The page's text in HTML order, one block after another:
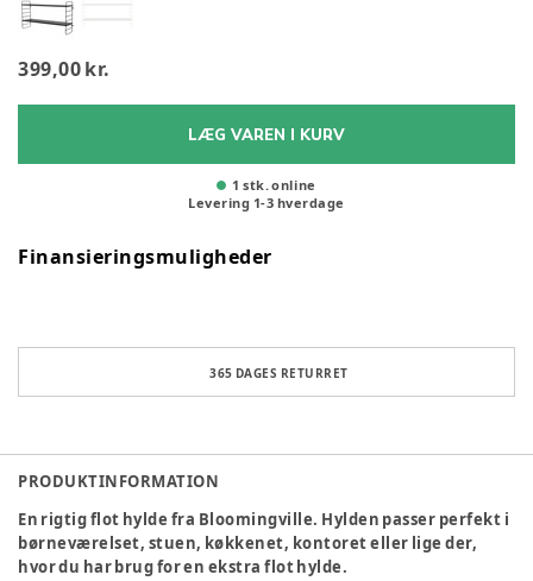
399,00 kr.
LÆG VAREN I KURV
1 stk. online
Levering 1-3 hverdage
Finansieringsmuligheder
365 DAGES RETURRET
PRODUKTINFORMATION
En rigtig flot hylde fra Bloomingville. Hylden passer perfekt i
børneværelset, stuen, køkkenet, kontoret eller lige der,
hvor du har brug for en ekstra flot hylde.